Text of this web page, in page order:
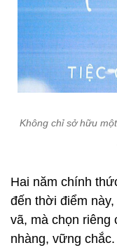
Không chỉ sở hữu
Hai năm chính
đến thời điểm
vã, mà chọn riêng
nhàng, vững